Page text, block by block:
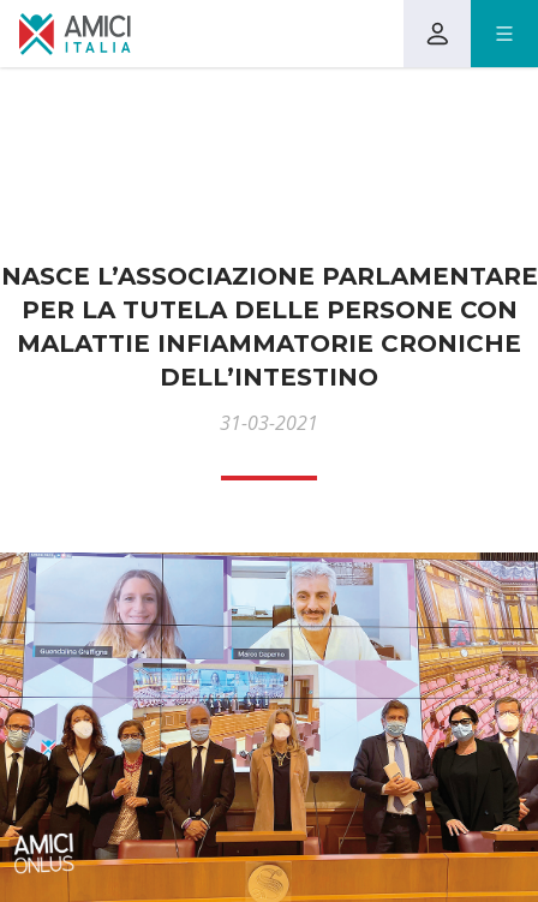
NASCE L’ASSOCIAZIONE PARLAMENTARE
PER LA TUTELA DELLE PERSONE CON
MALATTIE INFIAMMATORIE CRONICHE
DELL’INTESTINO
31-03-2021